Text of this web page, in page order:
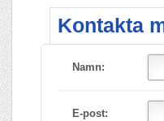
Kontakta
Namn:
E-post: